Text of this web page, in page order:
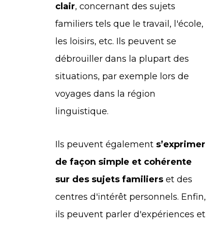
clair, concernant des sujets
familiers tels que le travail, l'école,
les loisirs, etc. Ils peuvent se
débrouiller dans la plupart des
situations, par exemple lors de
voyages dans la région
linguistique.
Ils peuvent également s’exprimer
de façon simple et cohérente
sur des sujets familiers et des
centres d'intérêt personnels. Enfin,
ils peuvent parler d'expériences et